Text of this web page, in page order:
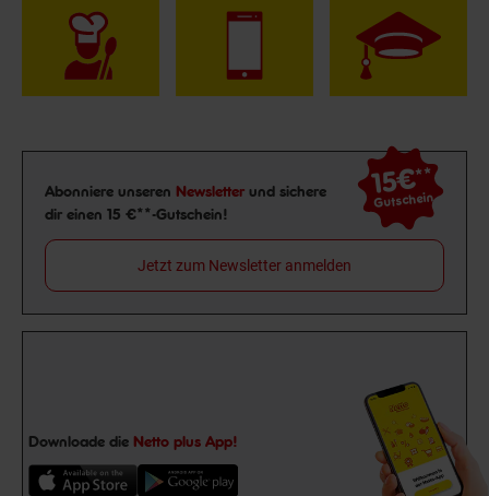
Newsletter Anmeldung
Abonniere unseren Newsletter und sichere
dir einen 15 €**-Gutschein!
15€**
Gutschein
Jetzt zum Newsletter anmelden
Downloade die Netto plus App!